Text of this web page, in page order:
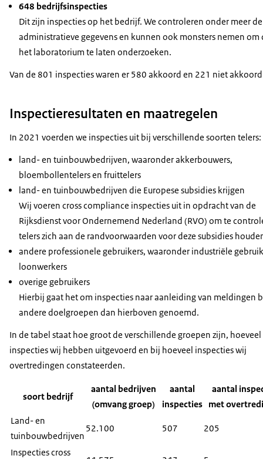
648 bedrijfsinspecties
Dit zijn inspecties op het bedrijf. We controleren onder meer de
administratieve gegevens en kunnen ook monsters nemen om
het laboratorium te laten onderzoeken.
Van de 801 inspecties waren er 580 akkoord en 221 niet
Inspectieresultaten en maatregelen
In 2021 voerden we inspecties uit bij verschillende soorten telers:
land- en tuinbouwbedrijven, waaronder akkerbouwers,
bloembollentelers en fruittelers
land- en tuinbouwbedrijven die Europese subsidies krijgen
Wij voeren cross compliance inspecties uit in opdracht van de
Rijksdienst voor Ondernemend Nederland (RVO) om te
telers zich aan de randvoorwaarden voor deze subsidies
andere professionele gebruikers, waaronder industriële
loonwerkers
overige gebruikers
Hierbij gaat het om inspecties naar aanleiding van meldingen
andere doelgroepen dan hierboven genoemd.
In de tabel staat hoe groot de verschillende groepen zijn, hoeveel
inspecties wij hebben uitgevoerd en bij hoeveel inspecties wij
overtredingen constateerden.
soort bedrijf
aantal bedrijven
(omvang groep)
aantal
inspecties
aantal
met
Land- en
tuinbouwbedrijven
52.100 507 205
Inspecties cross